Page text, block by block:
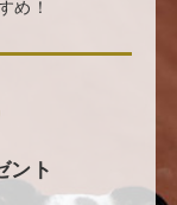
め！
ント